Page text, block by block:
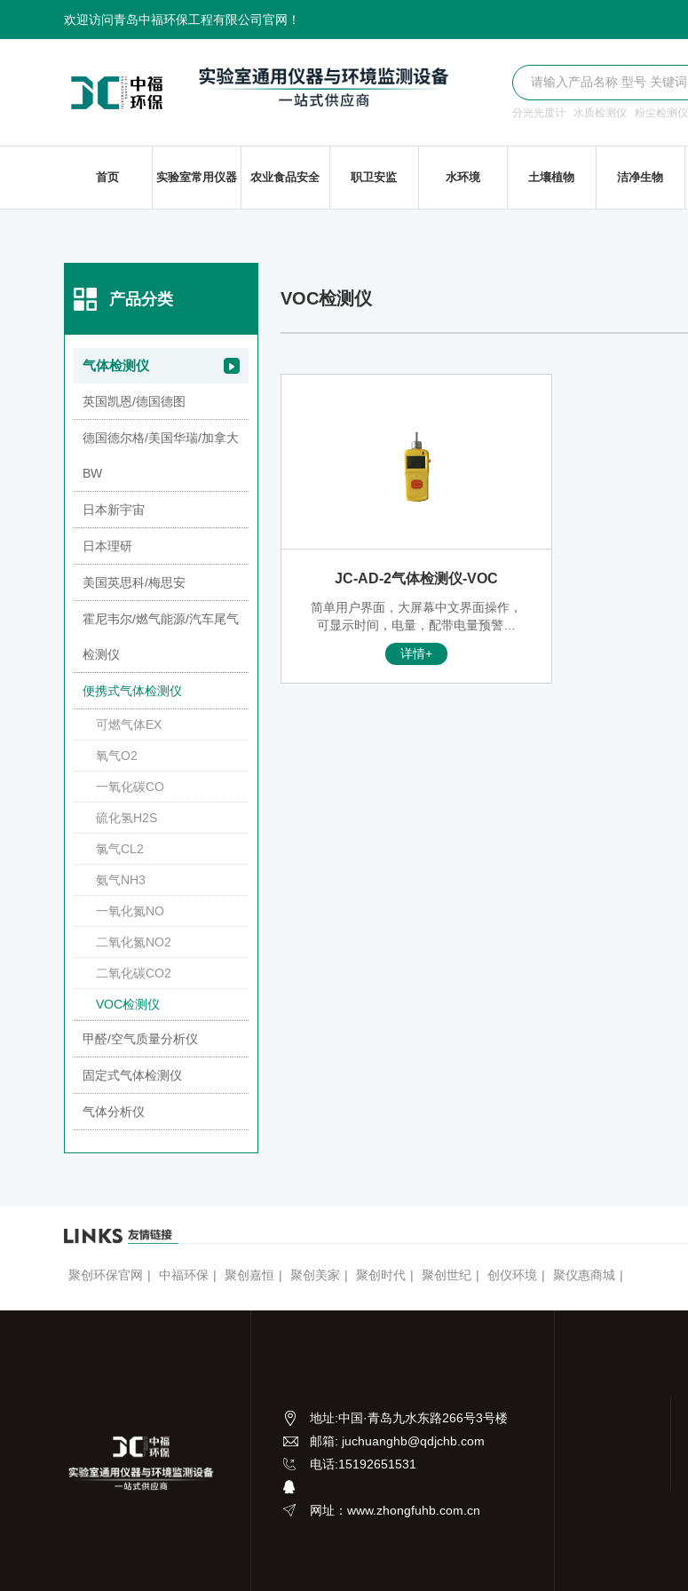
欢迎访问青岛中福环保工程有限公司官网！
分光光度计 水质检测仪 粉尘检测仪
首页 实验室常用仪器 农业食品安全 职卫安监 水环境 土壤植物 洁净生物
VOC检测仪
JC-AD-2气体检测仪-VOC
简单用户界面，大屏幕中文界面操作，
可显示时间，电量，配带电量预警系
统。
详情+
产品分类
气体检测仪
英国凯恩/德国德图
德国德尔格/美国华瑞/加拿大
BW
日本新宇宙
日本理研
美国英思科/梅思安
霍尼韦尔/燃气能源/汽车尾气
检测仪
便携式气体检测仪
可燃气体EX
氧气O2
一氧化碳CO
硫化氢H2S
氯气CL2
氨气NH3
一氧化氮NO
二氧化氮NO2
二氧化碳CO2
VOC检测仪
甲醛/空气质量分析仪
固定式气体检测仪
气体分析仪
聚创环保官网 | 中福环保 | 聚创嘉恒 | 聚创美家 | 聚创时代 | 聚创世纪 | 创仪环境 | 聚仪惠商城 |
地址:中国·青岛九水东路266号3号楼
邮箱: juchuanghb@qdjchb.com
电话:15192651531
网址：www.zhongfuhb.com.cn